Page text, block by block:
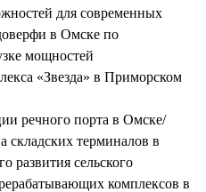
для современных
в Омске по
мощностей
«Звезда» в Приморском
речного порта в Омске/
складских терминалов в
развития сельского
комплексов в